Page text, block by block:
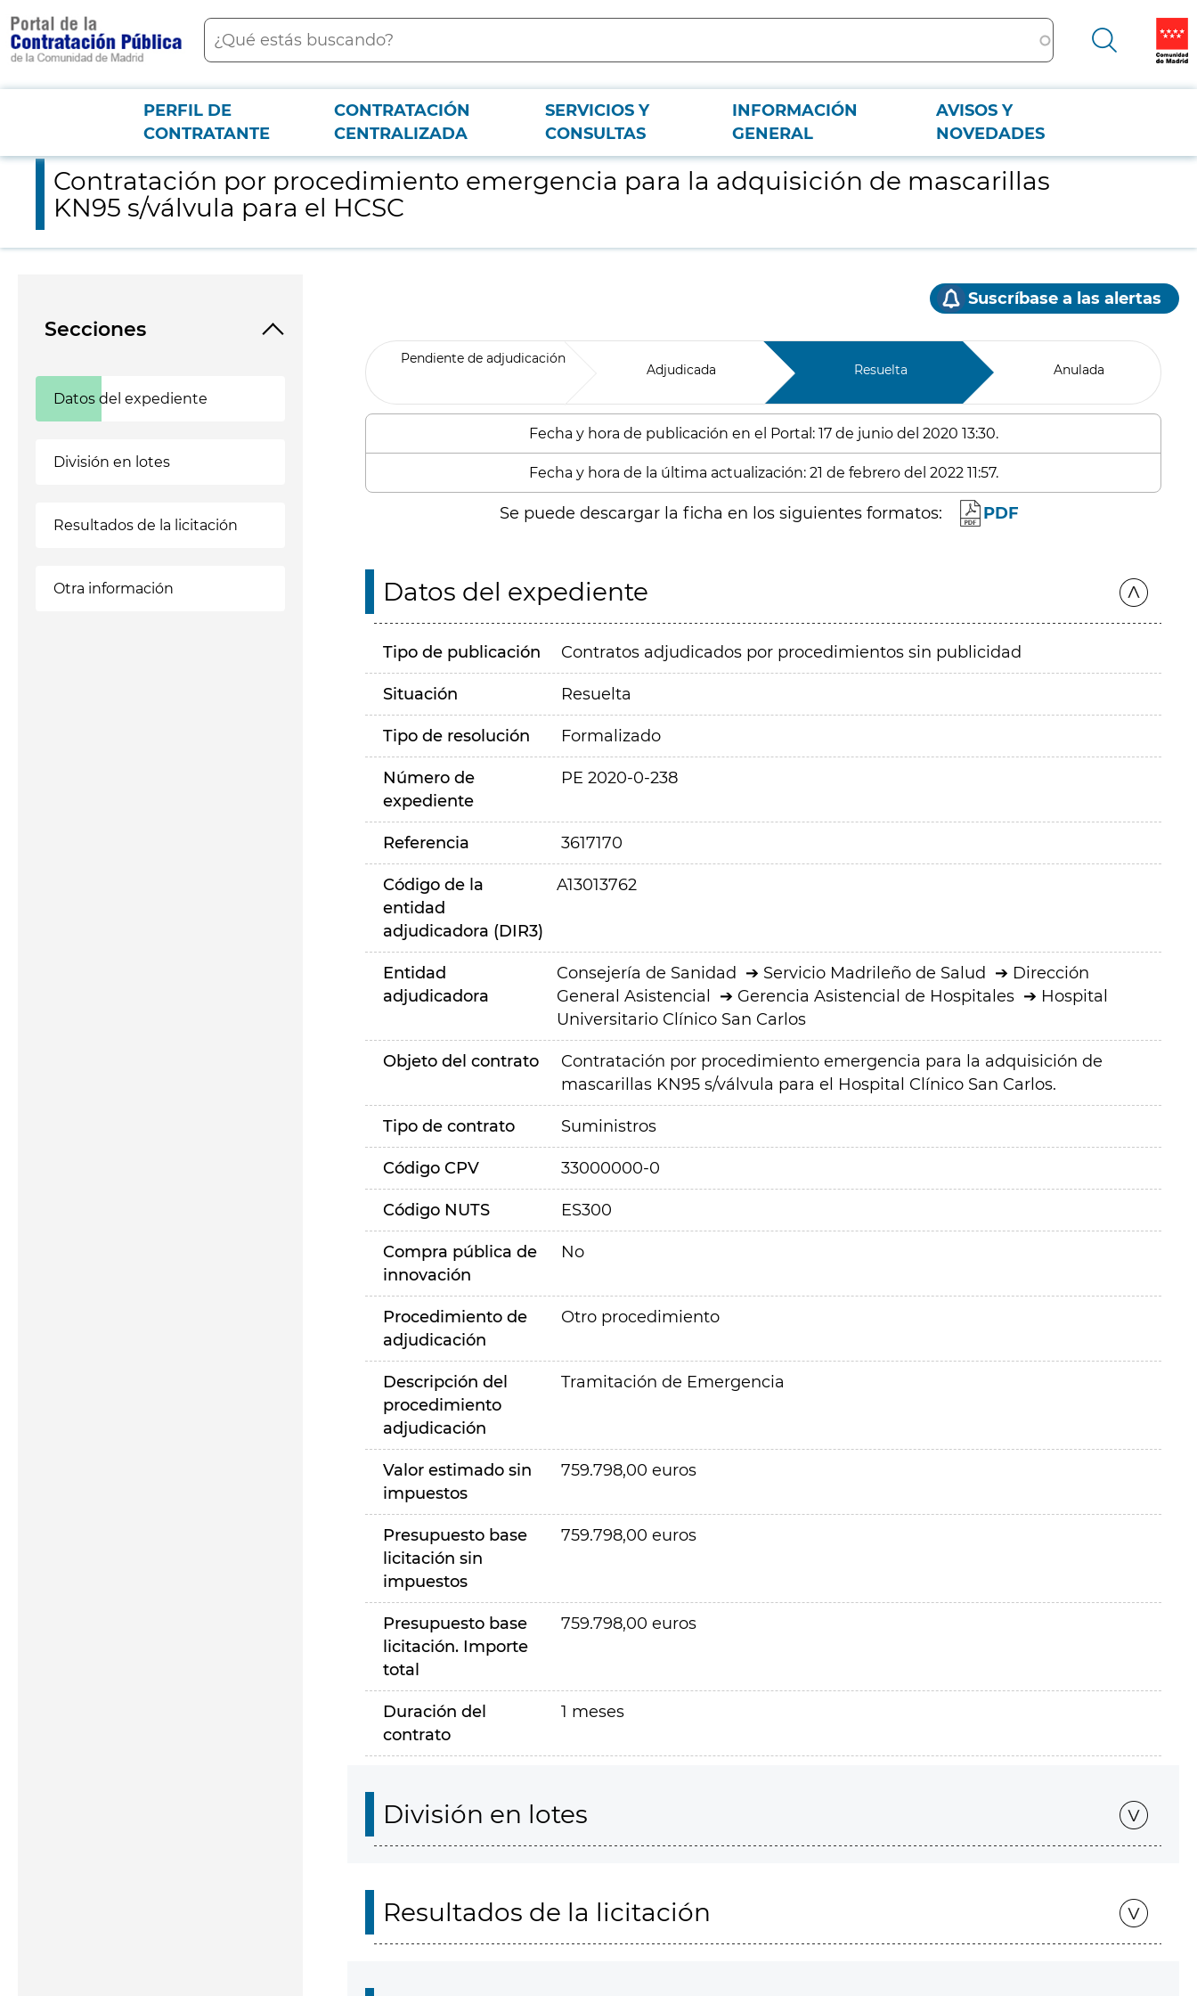
contenido
principal
Buscar
Menú PCON
PERFIL DE
CONTRATANTE
CONTRATACIÓN
CENTRALIZADA
SERVICIOS Y
CONSULTAS
INFORMACIÓN
GENERAL
AVISOS Y
NOVEDADES
Contratación por procedimiento emergencia para la adquisición de mascarillas KN95 s/válvula para el HCSC
Contratación por procedimiento emergencia para la adquisición de mascarillas
KN95 s/válvula para el HCSC
Secciones
Datos del expediente
División en lotes
Resultados de la licitación
Otra información
Suscríbase a las alertas
Pendiente de adjudicación
Adjudicada Resuelta Anulada
Fecha y hora de publicación en el Portal: 17 de junio del 2020 13:30.
Fecha y hora de la última actualización: 21 de febrero del 2022 11:57.
Se puede descargar la ficha en los siguientes formatos: PDF
Datos del expediente
Tipo de publicación Contratos adjudicados por procedimientos sin publicidad
Situación Resuelta
Tipo de resolución Formalizado
Número de
expediente
PE 2020-0-238
Referencia 3617170
Código de la
entidad
adjudicadora (DIR3)
A13013762
Entidad
adjudicadora
Consejería de Sanidad Servicio Madrileño de Salud
Dirección
General Asistencial
Gerencia Asistencial de Hospitales
Hospital
Universitario Clínico San Carlos
Objeto del contrato
Contratación por procedimiento emergencia para la adquisición de
mascarillas KN95 s/válvula para el Hospital Clínico San Carlos.
Tipo de contrato Suministros
Código CPV 33000000-0
Código NUTS ES300
Compra pública de
innovación
No
Procedimiento de
adjudicación
Otro procedimiento
Descripción del
procedimiento
adjudicación
Tramitación de Emergencia
Valor estimado sin
impuestos
759.798,00 euros
Presupuesto base
licitación sin
impuestos
759.798,00 euros
Presupuesto base
licitación. Importe
total
759.798,00 euros
Duración del
contrato
1 meses
División en lotes
Resultados de la licitación